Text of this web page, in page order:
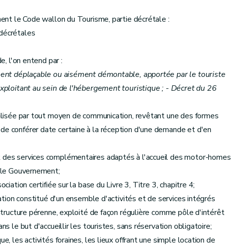
relatives aux organismes touristiques
relatives aux hébergements touristiques
relatives aux itinéraires permanents
le Code wallon du Tourisme, partie décrétale :
l'on entend par :
déplaçable ou aisément démontable, apportée par le touriste
au sein de l'hébergement touristique ; - Décret du 26
par tout moyen de communication, revêtant une des formes
conférer date certaine à la réception d'une demande et d'en
services complémentaires adaptés à l'accueil des motor-homes
Gouvernement;
certifiée sur la base du Livre 3, Titre 3, chapitre 4;
constitué d'un ensemble d'activités et de services intégrés
pérenne, exploité de façon régulière comme pôle d'intérêt
le but d'accueillir les touristes, sans réservation obligatoire;
les activités foraines, les lieux offrant une simple location de